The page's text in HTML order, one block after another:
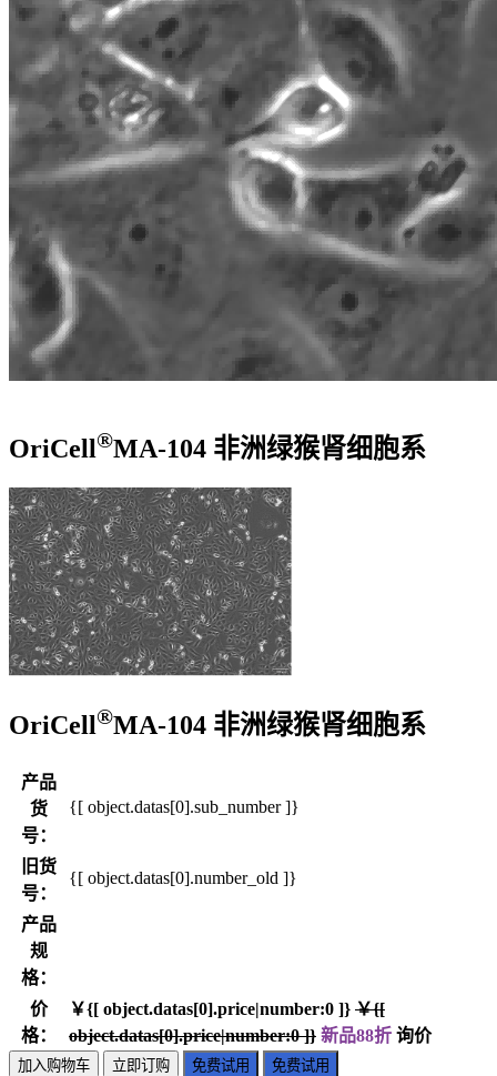
OriCell®MA-104 非洲绿猴肾细胞系
OriCell®MA-104 非洲绿猴肾细胞系
产品
货
号：
{[ object.datas[0].sub_number ]}
旧货
号：
{[ object.datas[0].number_old ]}
产品
规
格：
价
格：
￥{[ object.datas[0].price|number:0 ]} ￥{[
object.datas[0].price|number:0 ]} 新品88折 询价
加入购物车 立即订购 免费试用 免费试用